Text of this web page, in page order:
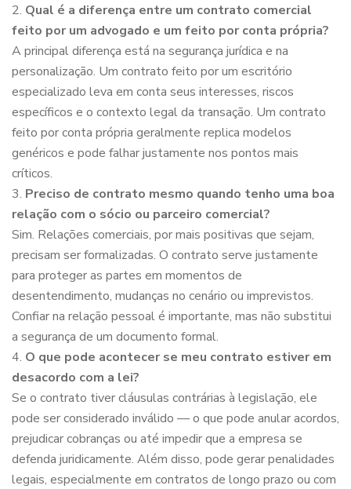
Qual é a diferença entre um contrato comercial
feito por um advogado e um feito por conta própria?
A principal diferença está na segurança jurídica e na
personalização. Um contrato feito por um escritório
especializado leva em conta seus interesses, riscos
específicos e o contexto legal da transação. Um contrato
feito por conta própria geralmente replica modelos
genéricos e pode falhar justamente nos pontos mais
críticos.
Preciso de contrato mesmo quando tenho uma boa
relação com o sócio ou parceiro comercial?
Sim. Relações comerciais, por mais positivas que sejam,
precisam ser formalizadas. O contrato serve justamente
para proteger as partes em momentos de
desentendimento, mudanças no cenário ou imprevistos.
Confiar na relação pessoal é importante, mas não substitui
a segurança de um documento formal.
O que pode acontecer se meu contrato estiver em
desacordo com a lei?
Se o contrato tiver cláusulas contrárias à legislação, ele
pode ser considerado inválido — o que pode anular acordos,
prejudicar cobranças ou até impedir que a empresa se
defenda juridicamente. Além disso, pode gerar penalidades
legais, especialmente em contratos de longo prazo ou com